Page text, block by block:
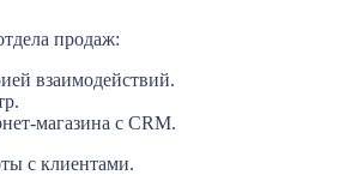
продаж:
взаимодействий.
магазина с CRM.
с клиентами.